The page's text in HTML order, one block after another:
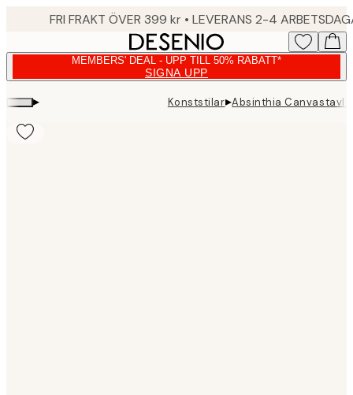
FRI FRAKT ÖVER 399 kr • LEVERANS 2-4
MEMBERS' DEAL - UPP TILL 50% RABATT*
SIGNA UPP
▸ Konststilar▸Absinthia Canvastavla